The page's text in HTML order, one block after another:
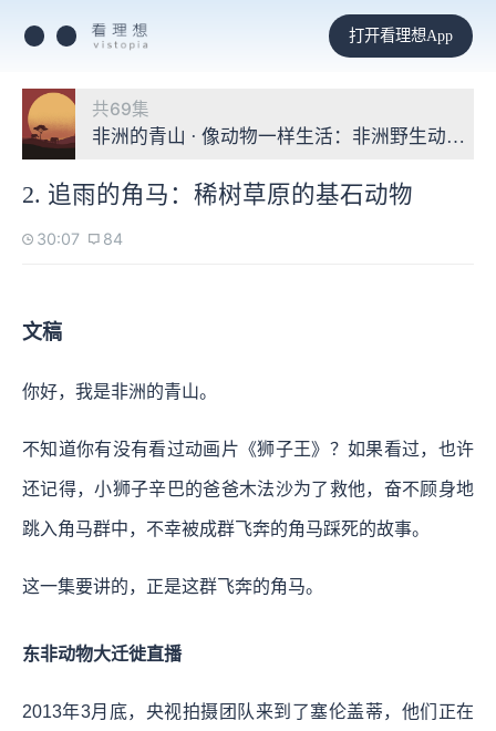
打开看理想App
共69集
非洲的青山 · 像动物一样生活：非洲野生动物观
2. 追雨的角马：稀树草原的基石动物
30:07 84
文稿
你好，我是非洲的青山。
不知道你有没有看过动画片《狮子王》？如果看过，也许
还记得，小狮子辛巴的爸爸木法沙为了救他，奋不顾身地
跳入角马群中，不幸被成群飞奔的角马踩死的故事。
这一集要讲的，正是这群飞奔的角马。
东非动物大迁徙直播
2013年3月底，央视拍摄团队来到了塞伦盖蒂，他们正在